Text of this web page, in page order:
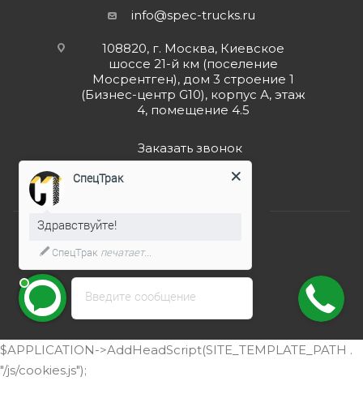
info@spec-trucks.ru
108820, г. Москва, Киевское
шоссе 21-й км (поселение
Мосрентген), дом 3 строение 1
(Бизнес-центр G10), корпус А, этаж
4, помещение 4.5
Заказать звонок
$APPLICATION->AddHeadScript(SITE_TEMPLATE_PATH .
"/js/cookies.js");
Введите сообщение
СпецТрак
Здравствуйте!
СпецТрак печатает...